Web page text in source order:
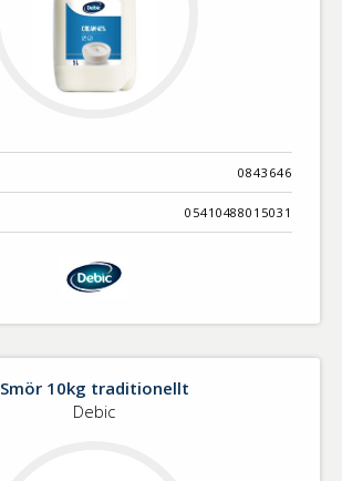
0843646
05410488015031
Smör 10kg traditionellt
Debic